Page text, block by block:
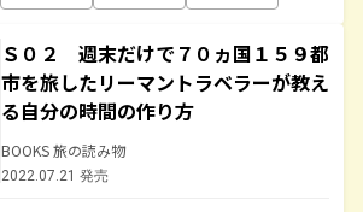
Ｓ０２ 週末だけで７０ヵ国１５９都
市を旅したリーマントラベラーが教え
る自分の時間の作り方
BOOKS 旅の読み物
2022.07.21 発売